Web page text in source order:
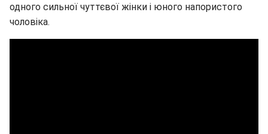
одного сильної чуттєвої жінки і юного напористого
чоловіка.